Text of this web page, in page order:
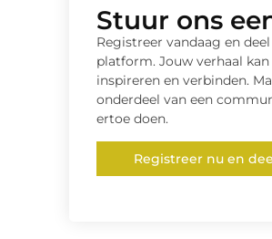
Stuur ons
Registreer vandaag en
platform. Jouw verhaal
inspireren en verbinden.
onderdeel van een
ertoe doen.
Registreer nu en